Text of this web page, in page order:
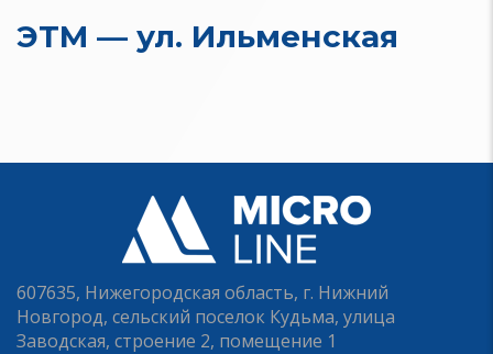
ЭТМ — ул. Ильменская
607635, Нижегородская область, г. Нижний
Новгород, сельский поселок Кудьма, улица
Заводская, строение 2, помещение 1